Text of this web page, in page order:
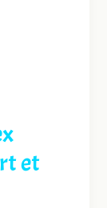
et